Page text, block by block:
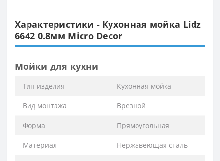
Характеристики - Кухонная мойка Lidz
6642 0.8мм Micro Decor
Мойки для кухни
Тип изделия Кухонная мойка
Вид монтажа Врезной
Форма Прямоугольная
Материал Нержавеющая сталь